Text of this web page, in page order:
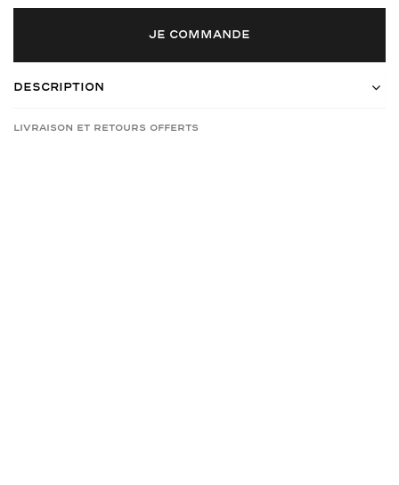
JE COMMANDE
Description
Livraison et retours offerts